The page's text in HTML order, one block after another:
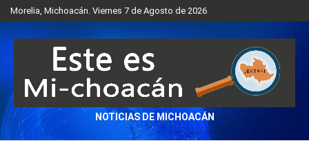
Morelia, Michoacán. Viernes 7 de Agosto de 2026
NOTICIAS DE MICHOACÁN